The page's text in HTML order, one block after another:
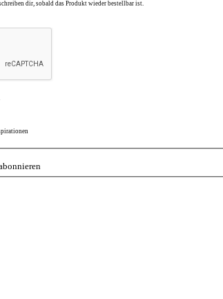
dir, sobald das Produkt wieder bestellbar ist.